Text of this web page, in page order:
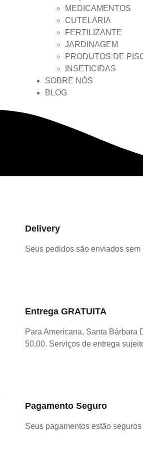
MEDICAMENTOS
CUTELARIA
FERTILIZANTE
JARDINAGEM
PRODUTOS DE
INSETICIDAS
SOBRE NÓS
BLOG
Delivery
Seus pedidos são enviados
Entrega GRATUITA
Para Americana, Santa Bárbara
50,00. Serviços de entrega
Pagamento Seguro
Seus pagamentos estão